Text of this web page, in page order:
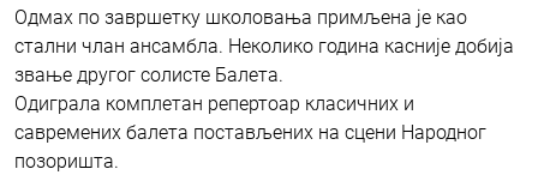
Одмах по завршетку школовања примљена је као
стални члан ансамбла. Неколико година касније добија
звање другог солисте Балета.
Одиграла комплетан репертоар класичних и
савремених балета постављених на сцени Народног
позоришта.